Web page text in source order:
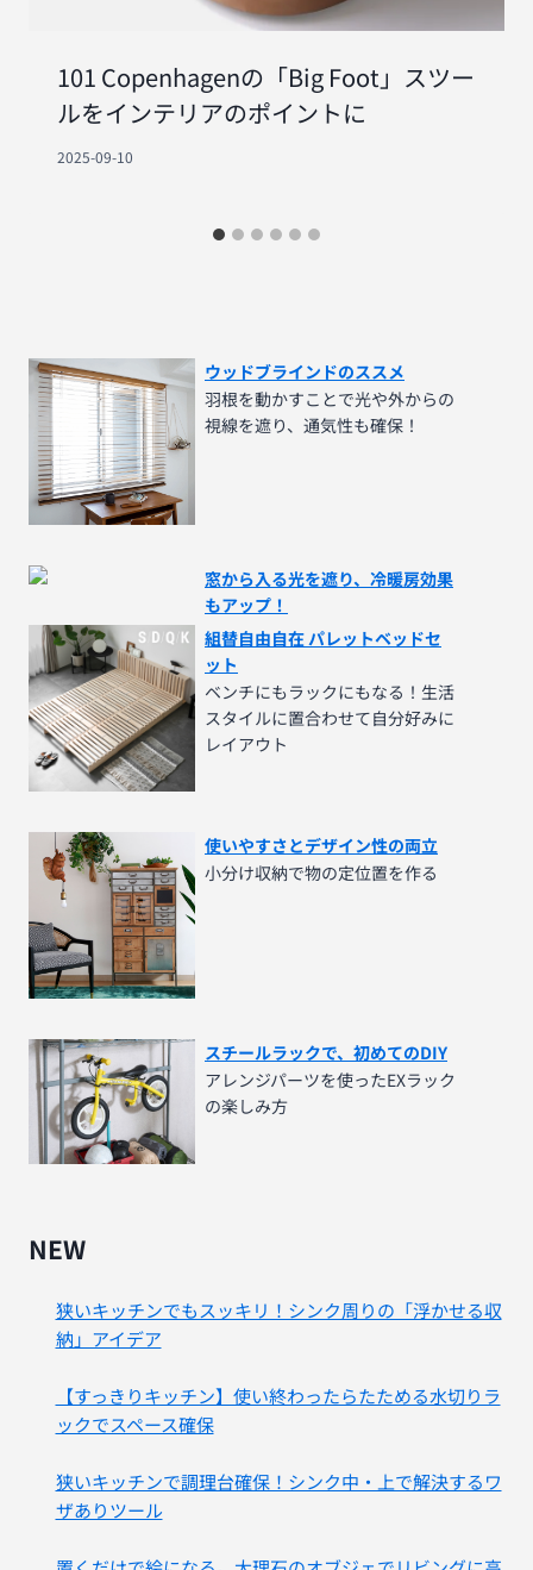
101 Copenhagenの「Big Foot」スツー
ルをインテリアのポイントに
2025-09-10
ウッドブラインドのススメ
羽根を動かすことで光や外からの
視線を遮り、通気性も確保！
窓から入る光を遮り、冷暖房効果
もアップ！
組替自由自在 パレットベッドセ
ット
ベンチにもラックにもなる！生活
スタイルに置合わせて自分好みに
レイアウト
使いやすさとデザイン性の両立
小分け収納で物の定位置を作る
スチールラックで、初めてのDIY
アレンジパーツを使ったEXラック
の楽しみ方
NEW
狭いキッチンでもスッキリ！シンク周りの「浮かせる収
納」アイデア
【すっきりキッチン】使い終わったらたためる水切りラ
ックでスペース確保
狭いキッチンで調理台確保！シンク中・上で解決するワ
ザありツール